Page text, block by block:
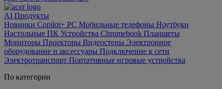
AI Продукты
Новинки Copilot+ PC Мобильные телефоны Ноутбуки
Настольные ПК Устройства Chromebook Планшеты
Мониторы Проекторы Видеостены Электронное
оборудование и аксессуары Подключение к сети
Электротранспорт Портативные игровые устройства
По категории